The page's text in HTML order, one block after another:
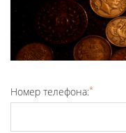
Номер телефона:*